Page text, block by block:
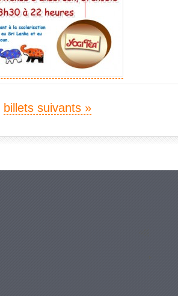
billets suivants »